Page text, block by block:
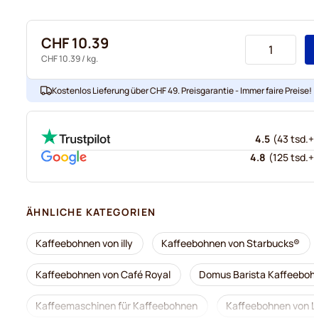
CHF 10.39
CHF 10.39/ kg.
Kostenlos Lieferung über CHF 49. Preisgarantie - Immer faire Preise!
4.5 (43 tsd.+
4.8 (125 tsd.+
ÄHNLICHE KATEGORIEN
Kaffeebohnen von illy Kaffeebohnen von Starbucks®
Kaffeebohnen von Café Royal Domus Barista
Kaffeemaschinen für Kaffeebohnen Kaffeebohnen von